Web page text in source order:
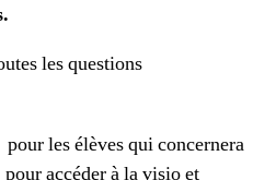
les questions
les élèves qui concernera
accéder à la visio et